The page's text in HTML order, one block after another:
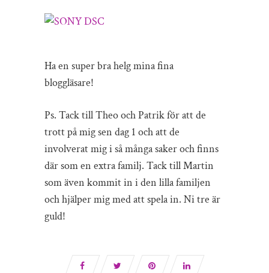
Ha en super bra helg mina fina
bloggläsare!
Ps. Tack till Theo och Patrik för att de
trott på mig sen dag 1 och att de
involverat mig i så många saker och finns
där som en extra familj. Tack till Martin
som även kommit in i den lilla familjen
och hjälper mig med att spela in. Ni tre är
guld!